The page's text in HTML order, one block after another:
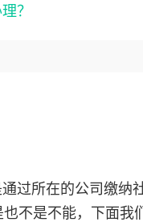
？
过所在的公司缴纳
不是不能，下面我